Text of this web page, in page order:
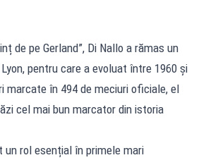
de pe Gerland”, Di Nallo a rămas un
pentru care a evoluat între 1960 și
marcate în 494 de meciuri oficiale, el
cel mai bun marcator din istoria
rol esențial în primele mari